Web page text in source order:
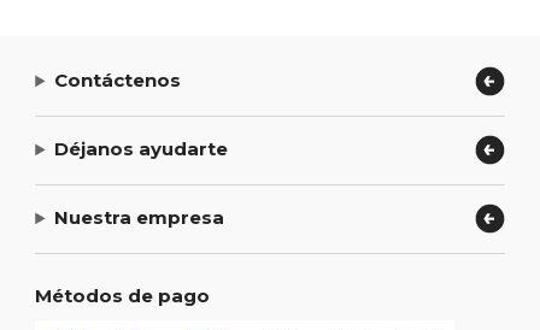
Contáctenos
Déjanos ayudarte
Nuestra empresa
Métodos de pago